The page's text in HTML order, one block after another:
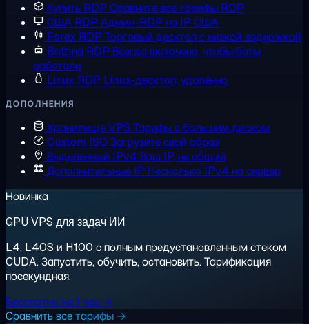
Купить RDP Сравните все тарифы RDP
США RDP Админ-RDP на IP США
Forex RDP Торговый десктоп с низкой задержкой
Botting RDP Всегда включено, чтобы боты
работали
Linux RDP Linux-десктоп, удалённо
ДОПОЛНЕНИЯ
Хранилище VPS Тарифы с большим диском
Custom ISO Загрузите свой образ
Выделенный IPv4 Ваш IP, не общий
Дополнительные IP Несколько IPv4 на сервер
Новинка
GPU VPS для задач ИИ
L4, L40S и H100 с полным предустановленным стеком
CUDA. Запустить, обучить, остановить. Тарификация
посекундная.
Бесплатно на 1 час →
Сравнить все тарифы →